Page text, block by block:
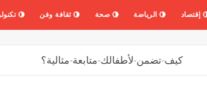
إقتصاد الرياضة صحة ثقافة وفن